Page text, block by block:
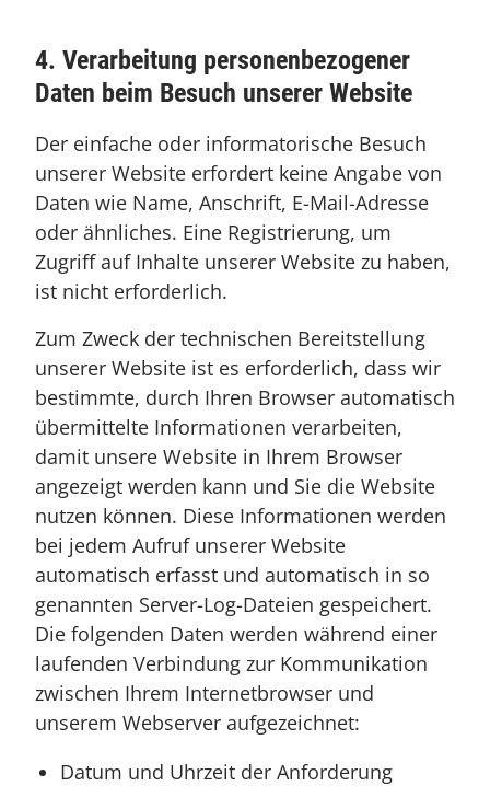
4. Verarbeitung personenbezogener
Daten beim Besuch unserer Website
Der einfache oder informatorische Besuch
unserer Website erfordert keine Angabe von
Daten wie Name, Anschrift, E-Mail-Adresse
oder ähnliches. Eine Registrierung, um
Zugriff auf Inhalte unserer Website zu haben,
ist nicht erforderlich.
Zum Zweck der technischen Bereitstellung
unserer Website ist es erforderlich, dass wir
bestimmte, durch Ihren Browser automatisch
übermittelte Informationen verarbeiten,
damit unsere Website in Ihrem Browser
angezeigt werden kann und Sie die Website
nutzen können. Diese Informationen werden
bei jedem Aufruf unserer Website
automatisch erfasst und automatisch in so
genannten Server-Log-Dateien gespeichert.
Die folgenden Daten werden während einer
laufenden Verbindung zur Kommunikation
zwischen Ihrem Internetbrowser und
unserem Webserver aufgezeichnet:
Datum und Uhrzeit der Anforderung